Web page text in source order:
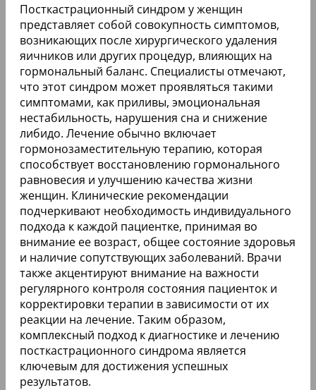
Посткастрационный синдром у женщин
представляет собой совокупность симптомов,
возникающих после хирургического удаления
яичников или других процедур, влияющих на
гормональный баланс. Специалисты отмечают,
что этот синдром может проявляться такими
симптомами, как приливы, эмоциональная
нестабильность, нарушения сна и снижение
либидо. Лечение обычно включает
гормонозаместительную терапию, которая
способствует восстановлению гормонального
равновесия и улучшению качества жизни
женщин. Клинические рекомендации
подчеркивают необходимость индивидуального
подхода к каждой пациентке, принимая во
внимание ее возраст, общее состояние здоровья
и наличие сопутствующих заболеваний. Врачи
также акцентируют внимание на важности
регулярного контроля состояния пациенток и
корректировки терапии в зависимости от их
реакции на лечение. Таким образом,
комплексный подход к диагностике и лечению
посткастрационного синдрома является
ключевым для достижения успешных
результатов.